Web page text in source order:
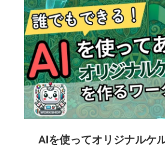
AIを使ってオリジナルケ